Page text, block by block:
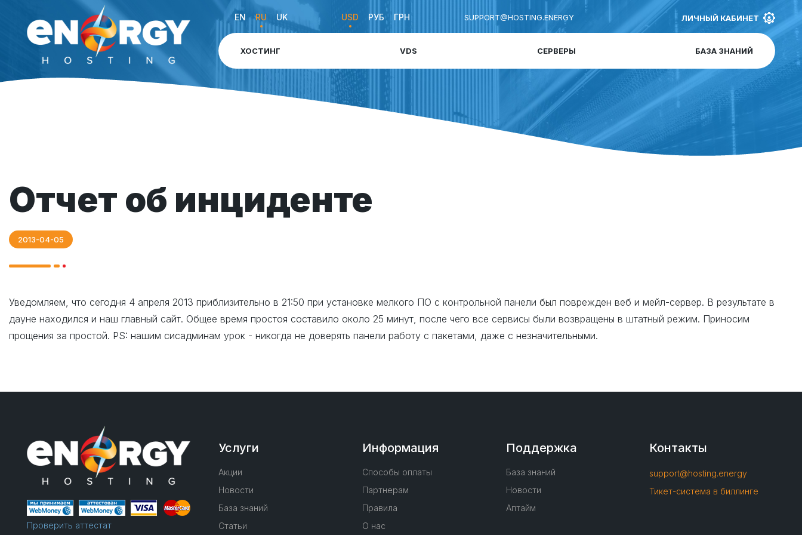
EN RU UK USD РУБ ГРН SUPPORT@HOSTING.ENERGY ЛИЧНЫЙ КАБИНЕТ
ХОСТИНГ VDS СЕРВЕРЫ БАЗА ЗНАНИЙ
Отчет об инциденте
2013-04-05
Уведомляем, что сегодня 4 апреля 2013 приблизительно в 21:50 при установке мелкого ПО с контрольной панели был поврежден веб и мейл-сервер. В результате в
дауне находился и наш главный сайт. Общее время простоя составило около 25 минут, после чего все сервисы были возвращены в штатный режим. Приносим
прощения за простой. PS: нашим сисадминам урок - никогда не доверять панели работу с пакетами, даже с незначительными.
Проверить аттестат
Услуги
Акции
Новости
База знаний
Статьи
Информация
Способы оплаты
Партнерам
Правила
О нас
Поддержка
База знаний
Новости
Аптайм
Контакты
support@hosting.energy
Тикет-система в биллинге